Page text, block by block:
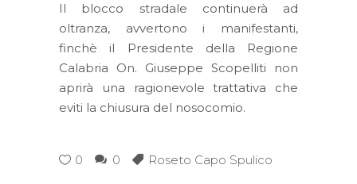
Il blocco stradale continuerà ad
oltranza, avvertono i manifestanti,
finchè il Presidente della Regione
Calabria On. Giuseppe Scopelliti non
aprirà una ragionevole trattativa che
eviti la chiusura del nosocomio.
0 0 Roseto Capo Spulico